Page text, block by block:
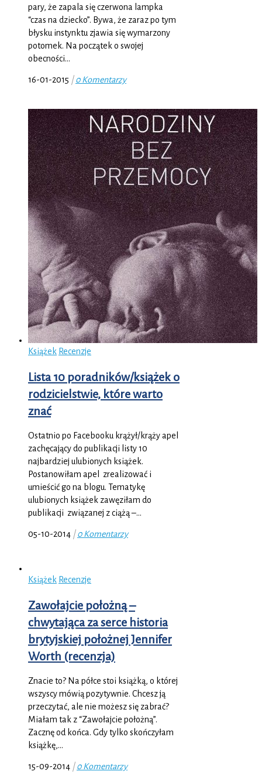
pary, że zapala się czerwona lampka
“czas na dziecko”. Bywa, że zaraz po tym
błysku instynktu zjawia się wymarzony
potomek. Na początek o swojej
obecności…
16-01-2015 |0 Komentarzy
Książek Recenzje
Lista 10 poradników/książek o
rodzicielstwie, które warto
znać
Ostatnio po Facebooku krążył/krąży apel
zachęcający do publikacji listy 10
najbardziej ulubionych książek.
Postanowiłam apel zrealizować i
umieścić go na blogu. Tematykę
ulubionych książek zawęziłam do
publikacji związanej z ciążą –…
05-10-2014 |0 Komentarzy
Książek Recenzje
Zawołajcie położną –
chwytająca za serce historia
brytyjskiej położnej Jennifer
Worth (recenzja)
Znacie to? Na półce stoi książką, o której
wszyscy mówią pozytywnie. Chcesz ją
przeczytać, ale nie możesz się zabrać?
Miałam tak z “Zawołajcie położną”.
Zacznę od końca. Gdy tylko skończyłam
książkę,…
15-09-2014 |0 Komentarzy